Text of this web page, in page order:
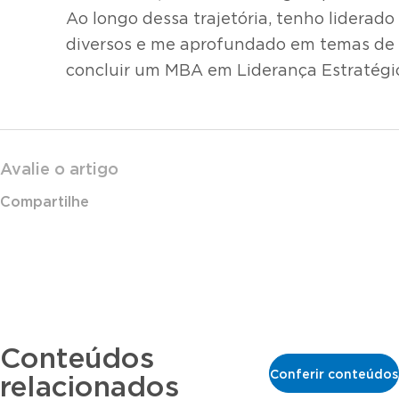
Ao longo dessa trajetória, tenho
diversos e me aprofundado em temas
concluir um MBA em Liderança
Avalie o artigo
Compartilhe
Conteúdos
relacionados
Conferir conteúdos